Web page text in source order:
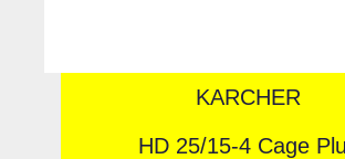
KARCHER
HD 25/15-4 Cage